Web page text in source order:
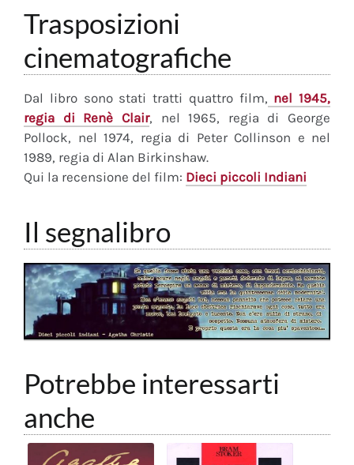
Trasposizioni
cinematografiche
Dal libro sono stati tratti quattro film, nel 1945,
regia di Renè Clair, nel 1965, regia di George
Pollock, nel 1974, regia di Peter Collinson e nel
1989, regia di Alan Birkinshaw.
Qui la recensione del film: Dieci piccoli Indiani
Il segnalibro
Potrebbe interessarti
anche